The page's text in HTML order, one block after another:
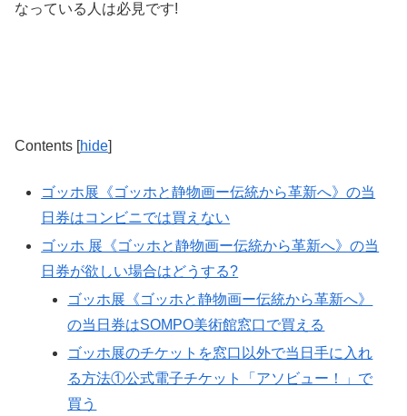
なっている人は必見です!
Contents hide
ゴッホ展《ゴッホと静物画ー伝統から革新へ》の当
日券はコンビニでは買えない
ゴッホ 展《ゴッホと静物画ー伝統から革新へ》の当
日券が欲しい場合はどうする?
ゴッホ展《ゴッホと静物画ー伝統から革新へ》
の当日券はSOMPO美術館窓口で買える
ゴッホ展のチケットを窓口以外で当日手に入れ
る方法①公式電子チケット「アソビュー！」で
買う